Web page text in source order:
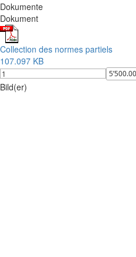
Dokumente
Dokument
Collection des normes partiels
107.097 KB
Bild(er)